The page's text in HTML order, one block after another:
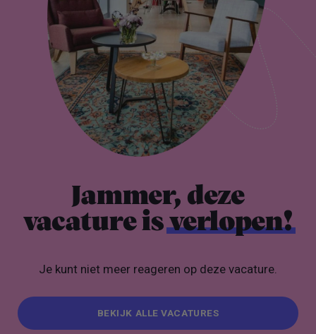
Jammer, deze
vacature isverlopen!
Je kunt niet meer reageren op deze vacature.
BEKIJK ALLE VACATURES